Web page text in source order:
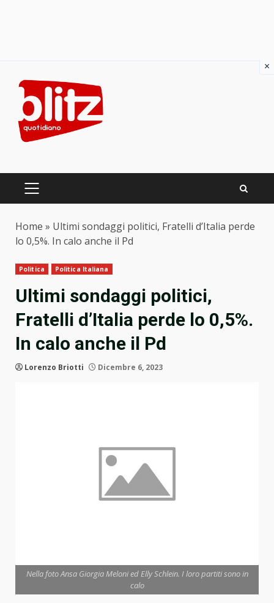
content
PRIMARY
Home » Ultimi sondaggi politici, Fratelli d’Italia perde
lo 0,5%. In calo anche il Pd
Politica Politica Italiana
Ultimi sondaggi politici,
Fratelli d’Italia perde lo 0,5%.
In calo anche il Pd
Lorenzo Briotti Dicembre 6, 2023
Nella foto Ansa Giorgia Meloni ed Elly Schlein. I loro partiti sono in
calo
×